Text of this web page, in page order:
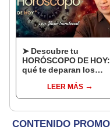
➤ Descubre tu
HORÓSCOPO DE HOY:
qué te deparan los
agosto, según Jhan
Sandoval
LEER MÁS